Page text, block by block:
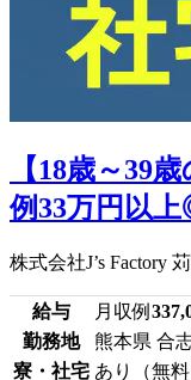
【18歳～39
例33万円以
株式会社J’s Factory
給与 月収例
勤務地
熊本県 合
寮・社宅 あり（無料